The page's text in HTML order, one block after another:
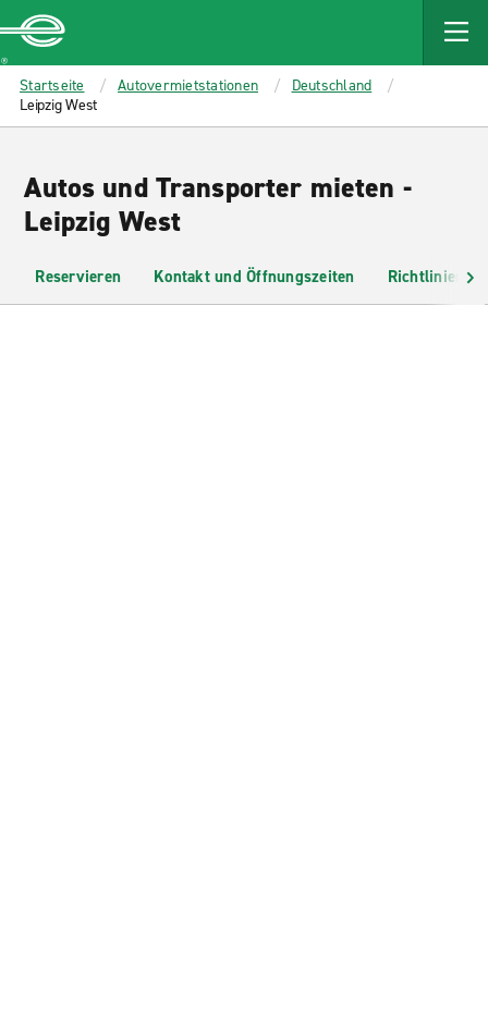
MAIN
CONTENT
Enterprise
Startseite Autovermietstationen
Deutschland
Leipzig West
Autos und Transporter mieten -
Leipzig West
Reservieren Kontakt und Öffnungszeiten Richtlinien